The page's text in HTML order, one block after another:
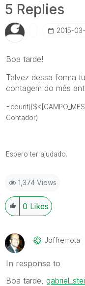
5 Replies
‎2015-
Boa tarde!
Talvez dessa forma
contagem do mês
Contador)
Espero ter ajudado.
1,374 Views
0 Likes
Joffremota
In response to
Boa tarde,